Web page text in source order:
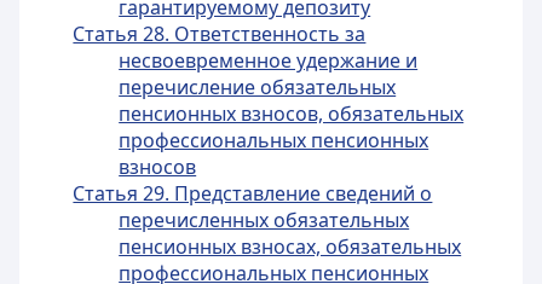
гарантируемому депозиту
Статья 28. Ответственность за
несвоевременное удержание и
перечисление обязательных
пенсионных взносов, обязательных
профессиональных пенсионных
взносов
Статья 29. Представление сведений о
перечисленных обязательных
пенсионных взносах, обязательных
профессиональных пенсионных